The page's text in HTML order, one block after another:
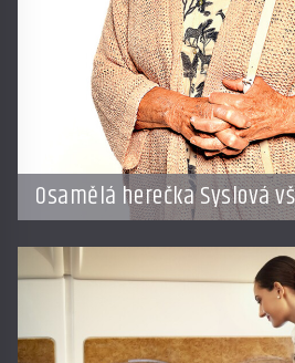
Osamělá herečka Syslová